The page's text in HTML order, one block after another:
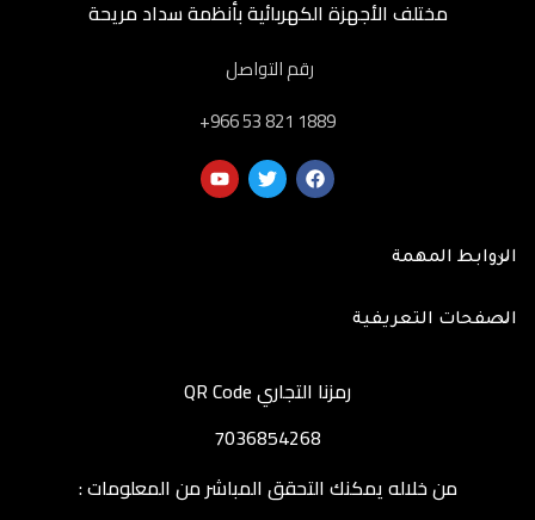
مختلف الأجهزة الكهربائية بأنظمة سداد مريحة
رقم التواصل
‎+966 53 821 1889
الروابط المهمة
الصفحات التعريفية
رمزنا التجاري QR Code
7036854268
من خلاله يمكنك التحقق المباشر من المعلومات :